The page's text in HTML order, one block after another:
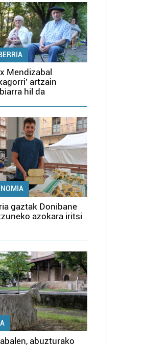
Mendizabal
artzain
hil da
gaztak Donibane
azokara iritsi
abuzturako